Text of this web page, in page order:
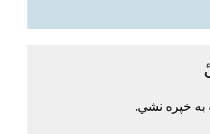
به خپره نشي.